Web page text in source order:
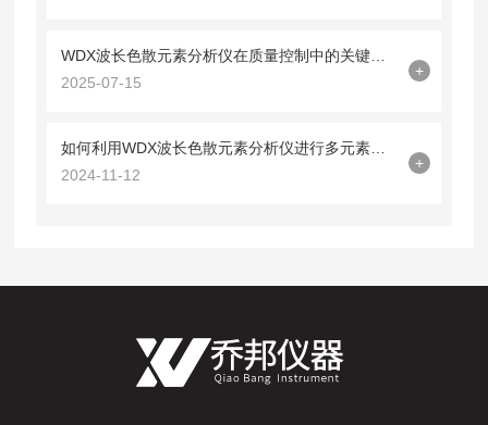
2025-07-15
+
2024-11-12
+